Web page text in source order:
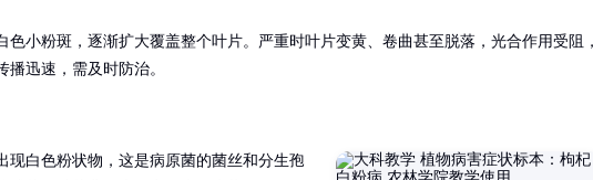
色小粉斑，逐渐扩大覆盖整个叶片。严重时叶片变黄、卷曲甚至脱落，光合作用受阻
迅速，需及时防治。
现白色粉状物，这是病原菌的菌丝和分生孢